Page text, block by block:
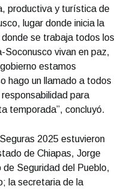
productiva y turística de
lugar donde inicia la
se trabaja todos los
Soconusco vivan en paz,
estamos
hago un llamado a todos
para
temporada”, concluyó.
2025 estuvieron
de Chiapas, Jorge
de Seguridad del Pueblo,
la secretaria de la